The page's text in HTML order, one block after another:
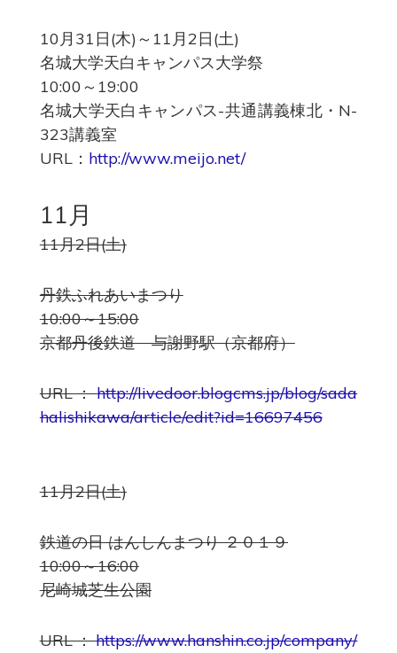
10月31日(木)～11月2日(土)
名城大学天白キャンパス大学祭
10:00～19:00
名城大学天白キャンパス-共通講義棟北・N-
323講義室
URL： http://www.meijo.net/
11月
11月2日(土)
丹鉄ふれあいまつり
10:00～15:00
京都丹後鉄道 与謝野駅（京都府）
URL：http://livedoor.blogcms.jp/blog/sada
halishikawa/article/edit?id=16697456
11月2日(土)
鉄道の日 はんしんまつり ２０１９
10:00～16:00
尼崎城芝生公園
URL：https://www.hanshin.co.jp/company/